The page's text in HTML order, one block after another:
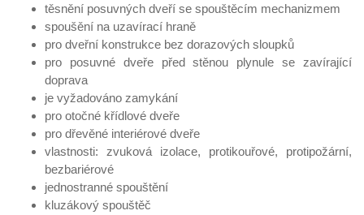
těsnění posuvných dveří se spouštěcím mechanizmem
spoušění na uzavírací hraně
pro dveřní konstrukce bez dorazových sloupků
pro posuvné dveře před stěnou plynule se zavírající
doprava
je vyžadováno zamykání
pro otočné křídlové dveře
pro dřevěné interiérové dveře
vlastnosti: zvuková izolace, protikouřové, protipožární,
bezbariérové
jednostranné spouštění
kluzákový spouštěč